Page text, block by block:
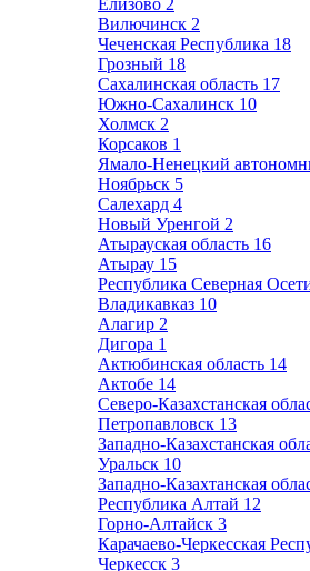
Елизово 2
Вилючинск 2
Чеченская Республика 18
Грозный 18
Сахалинская область 17
Южно-Сахалинск 10
Холмск 2
Корсаков 1
Ямало-Ненецкий
Ноябрьск 5
Салехард 4
Новый Уренгой 2
Атырауская область 16
Атырау 15
Республика Северная
Владикавказ 10
Алагир 2
Дигора 1
Актюбинская область 14
Актобе 14
Северо-Казахстанская
Петропавловск 13
Западно-Казахстанская
Уральск 10
Западно-Казахтанская
Республика Алтай 12
Горно-Алтайск 3
Карачаево-Черкесская
Черкесск 3